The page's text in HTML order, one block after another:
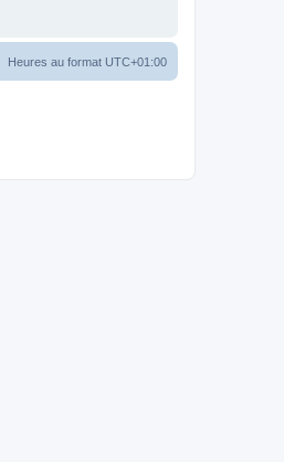
Heures au format UTC+01:00